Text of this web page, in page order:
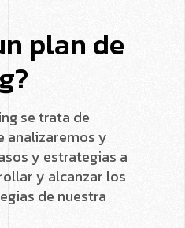
plan de
se trata de
analizaremos y
y estrategias a
y alcanzar los
de nuestra